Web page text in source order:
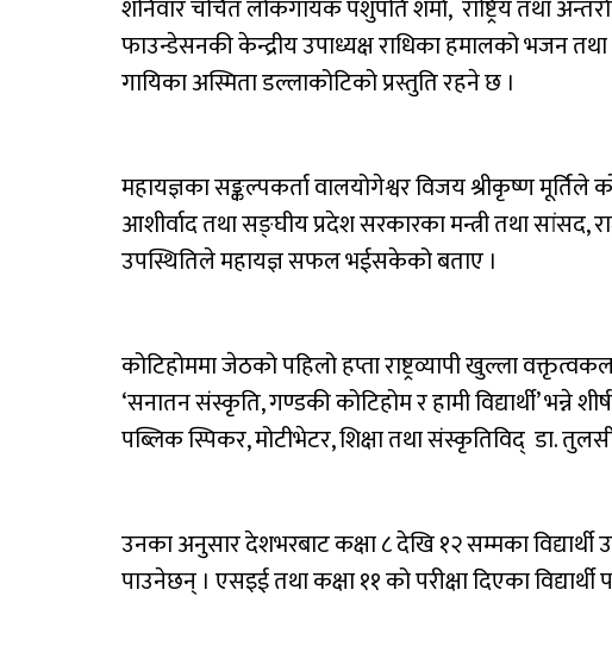
शनिवार चर्चित लोकगायक पशुपति शर्मा, राष्ट्रिय तथा
फाउन्डेसनकी केन्द्रीय उपाध्यक्ष राधिका हमालको भजन
गायिका अस्मिता डल्लाकोटिको प्रस्तुति रहने छ ।
महायज्ञका सङ्कल्पकर्ता वालयोगेश्वर विजय श्रीकृष्ण
आशीर्वाद तथा सङ्घीय प्रदेश सरकारका मन्त्री तथा
उपस्थितिले महायज्ञ सफल भईसकेको बताए ।
कोटिहोममा जेठको पहिलो हप्ता राष्ट्रव्यापी खुल्ला
‘सनातन संस्कृति, गण्डकी कोटिहोम र हामी विद्यार्थी’ भन्ने
पब्लिक स्पिकर, मोटीभेटर, शिक्षा तथा संस्कृतिविद् डा.
उनका अनुसार देशभरबाट कक्षा ८ देखि १२ सम्मका विद्यार्थी
पाउनेछन् । एसइई तथा कक्षा ११ को परीक्षा दिएका